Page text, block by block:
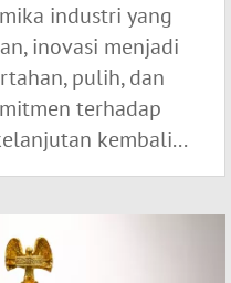
industri yang
inovasi menjadi
pulih, dan
terhadap
kembali...